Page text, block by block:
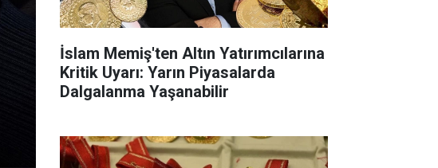
İslam Memiş'ten Altın Yatırımcılarına
Kritik Uyarı: Yarın Piyasalarda
Dalgalanma Yaşanabilir